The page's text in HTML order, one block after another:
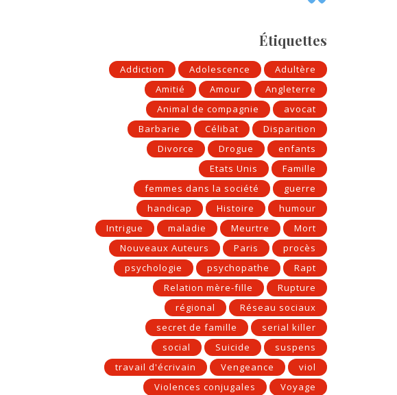
Étiquettes
Addiction Adolescence
Adultère
Amitié
Amour
Angleterre
Animal de compagnie
avocat
Barbarie
Célibat
Disparition
Divorce
Drogue
enfants
Etats Unis
Famille
femmes dans la société
guerre
handicap
Histoire
humour
Intrigue
maladie Meurtre
Mort
Nouveaux Auteurs
Paris
procès
psychologie
psychopathe
Rapt
Relation mère-fille
Rupture
régional
Réseau sociaux
secret de famille
serial killer
social
Suicide
suspens
travail d'écrivain
Vengeance
viol
Violences conjugales
Voyage